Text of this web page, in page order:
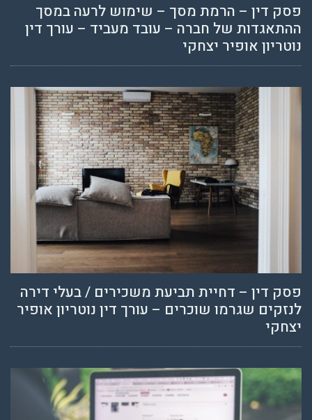
פסק דין – הרמת מסך – שימוש לרעה במסך
ההתאגדות של חברה – עובד מעביד – עורך דין
נוטריון אופיר יצחקי
פסק דין – דחיית תביעת משכירים / בעלי דירה
לנזקים שגרמו שוכרים – עורך דין נוטריון אופיר
יצחקי